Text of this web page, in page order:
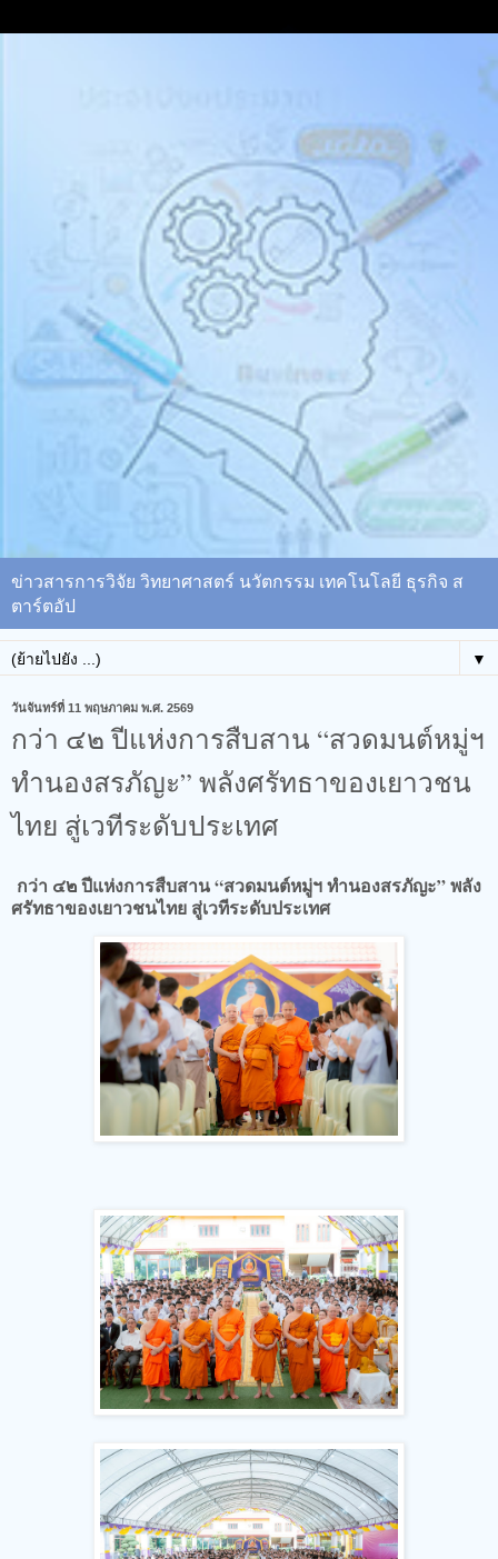
ข่าวสารการวิจัย วิทยาศาสตร์ นวัตกรรม เทคโนโลยี ธุรกิจ ส
ตาร์ตอัป
▼
วันจันทร์ที่ 11 พฤษภาคม พ.ศ. 2569
กว่า ๔๒ ปีแห่งการสืบสาน “สวดมนต์หมู่ฯ
ทำนองสรภัญะ” พลังศรัทธาของเยาวชน
ไทย สู่เวทีระดับประเทศ
กว่า ๔๒ ปีแห่งการสืบสาน “สวดมนต์หมู่ฯ ทำนองสรภัญะ” พลัง
ศรัทธาของเยาวชนไทย สู่เวทีระดับประเทศ